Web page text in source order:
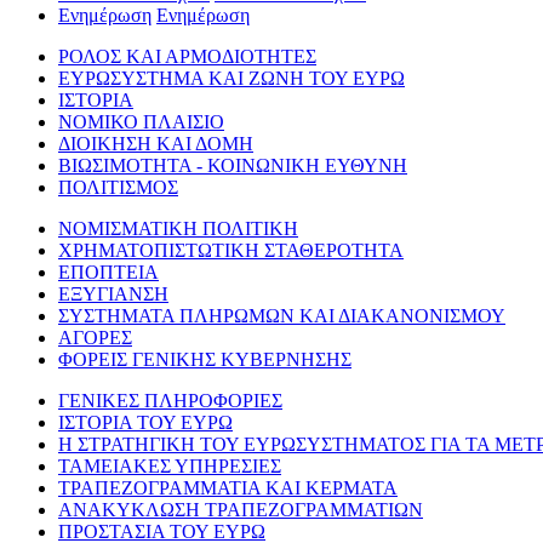
Ενημέρωση Ενημέρωση
ΡΟΛΟΣ ΚΑΙ ΑΡΜΟΔΙΟΤΗΤΕΣ
ΕΥΡΩΣΥΣΤΗΜΑ ΚΑΙ ΖΩΝΗ ΤΟΥ ΕΥΡΩ
ΙΣΤΟΡΙΑ
ΝΟΜΙΚΟ ΠΛΑΙΣΙΟ
ΔΙΟΙΚΗΣΗ ΚΑΙ ΔΟΜΗ
ΒΙΩΣΙΜΟΤΗΤΑ - ΚΟΙΝΩΝΙΚΗ ΕΥΘΥΝΗ
ΠΟΛΙΤΙΣΜΟΣ
ΝΟΜΙΣΜΑΤΙΚΗ ΠΟΛΙΤΙΚΗ
ΧΡΗΜΑΤΟΠΙΣΤΩΤΙΚΗ ΣΤΑΘΕΡΟΤΗΤΑ
ΕΠΟΠΤΕΙΑ
ΕΞΥΓΙΑΝΣΗ
ΣΥΣΤΗΜΑΤΑ ΠΛΗΡΩΜΩΝ ΚΑΙ ΔΙΑΚΑΝΟΝΙΣΜΟΥ
ΑΓΟΡΕΣ
ΦΟΡΕΙΣ ΓΕΝΙΚΗΣ ΚΥΒΕΡΝΗΣΗΣ
ΓΕΝΙΚΕΣ ΠΛΗΡΟΦΟΡΙΕΣ
ΙΣΤΟΡΙΑ ΤΟΥ ΕΥΡΩ
Η ΣΤΡΑΤΗΓΙΚΗ ΤΟΥ ΕΥΡΩΣΥΣΤΗΜΑΤΟΣ ΓΙΑ ΤΑ
ΤΑΜΕΙΑΚΕΣ ΥΠΗΡΕΣΙΕΣ
ΤΡΑΠΕΖΟΓΡΑΜΜΑΤΙΑ ΚΑΙ ΚΕΡΜΑΤΑ
ΑΝΑΚΥΚΛΩΣΗ ΤΡΑΠΕΖΟΓΡΑΜΜΑΤΙΩΝ
ΠΡΟΣΤΑΣΙΑ ΤΟΥ ΕΥΡΩ